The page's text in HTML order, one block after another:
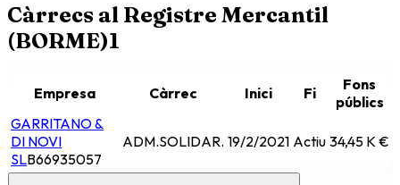
Càrrecs al Registre Mercantil
(BORME)1
Empresa Càrrec Inici Fi
Fons
públics
GARRITANO &
DI NOVI
SLB66935057
ADM.SOLIDAR. 19/2/2021 Actiu 34,45 K €